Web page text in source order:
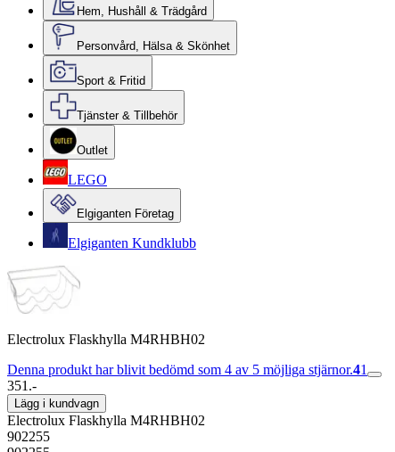
Hem, Hushåll & Trädgård
Personvård, Hälsa & Skönhet
Sport & Fritid
Tjänster & Tillbehör
Outlet
LEGO
Elgiganten Företag
Elgiganten Kundklubb
Electrolux Flaskhylla M4RHBH02
Denna produkt har blivit bedömd som 4 av 5 möjliga stjärnor.41
351.-
Lägg i kundvagn
Electrolux Flaskhylla M4RHBH02
902255